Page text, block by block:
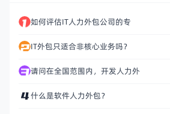
如何评估IT人力外包公司的专
IT外包只适合非核心业务吗？
请问在全国范围内，开发人力外
什么是软件人力外包？